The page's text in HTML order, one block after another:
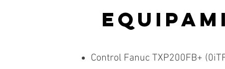
Control Fanuc TXP200FB+